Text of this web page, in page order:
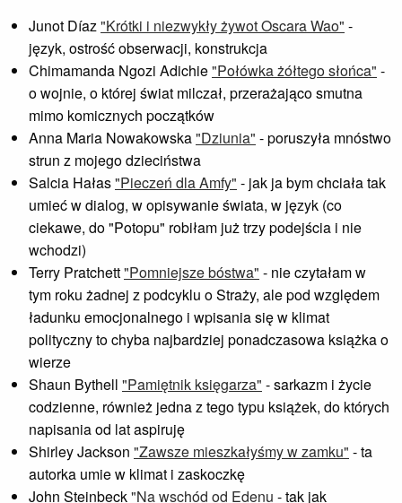
Junot Díaz"Krótki i niezwykły żywot Oscara Wao" -
język, ostrość obserwacji, konstrukcja
Chimamanda Ngozi Adichie"Połówka żółtego słońca" -
o wojnie, o której świat milczał, przerażająco smutna
mimo komicznych początków
Anna Maria Nowakowska"Dziunia" - poruszyła mnóstwo
strun z mojego dzieciństwa
Salcia Hałas"Pieczeń dla Amfy" - jak ja bym chciała tak
umieć w dialog, w opisywanie świata, w język (co
ciekawe, do "Potopu" robiłam już trzy podejścia i nie
wchodzi)
Terry Pratchett"Pomniejsze bóstwa" - nie czytałam w
tym roku żadnej z podcyklu o Straży, ale pod względem
ładunku emocjonalnego i wpisania się w klimat
polityczny to chyba najbardziej ponadczasowa książka o
wierze
Shaun Bythell "Pamiętnik księgarza" - sarkazm i życie
codzienne, również jedna z tego typu książek, do których
napisania od lat aspiruję
Shirley Jackson "Zawsze mieszkałyśmy w zamku" - ta
autorka umie w klimat i zaskoczkę
John Steinbeck"Na wschód od Edenu - tak jak